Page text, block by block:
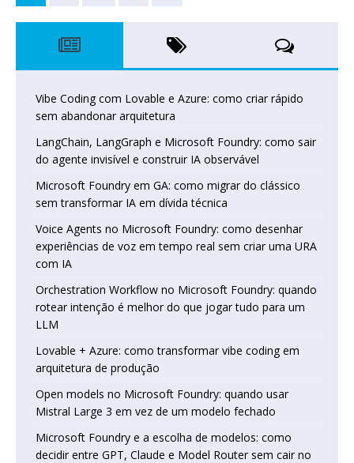
Vibe Coding com Lovable e Azure: como criar rápido
sem abandonar arquitetura
LangChain, LangGraph e Microsoft Foundry: como sair
do agente invisível e construir IA observável
Microsoft Foundry em GA: como migrar do clássico
sem transformar IA em dívida técnica
Voice Agents no Microsoft Foundry: como desenhar
experiências de voz em tempo real sem criar uma URA
com IA
Orchestration Workflow no Microsoft Foundry: quando
rotear intenção é melhor do que jogar tudo para um
LLM
Lovable + Azure: como transformar vibe coding em
arquitetura de produção
Open models no Microsoft Foundry: quando usar
Mistral Large 3 em vez de um modelo fechado
Microsoft Foundry e a escolha de modelos: como
decidir entre GPT, Claude e Model Router sem cair no